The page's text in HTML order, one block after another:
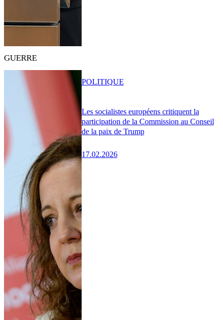
GUERRE
Les socialistes européens critiquent la
participation de la Commission au Conseil
de la paix de Trump
17.02.2026
POLITIQUE